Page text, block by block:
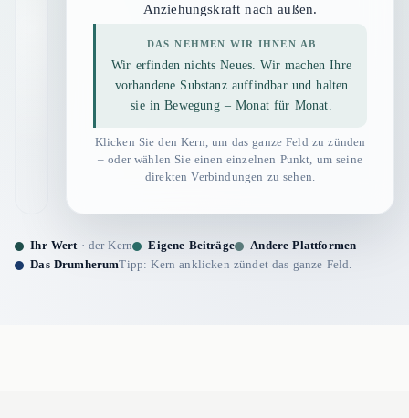
Anziehungskraft nach außen.
DAS NEHMEN WIR IHNEN AB
Wir erfinden nichts Neues. Wir machen Ihre
vorhandene Substanz auffindbar und halten
sie in Bewegung – Monat für Monat.
Klicken Sie den Kern, um das ganze Feld zu zünden
– oder wählen Sie einen einzelnen Punkt, um seine
direkten Verbindungen zu sehen.
Ihr Wert · der Kern Eigene Beiträge
Andere Plattformen
Das DrumherumTipp: Kern anklicken zündet das ganze Feld.